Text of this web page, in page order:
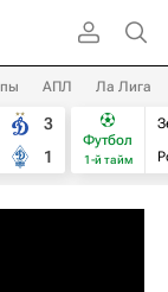
АПЛ Ла Лига
3
1
Футбол
1-й тайм